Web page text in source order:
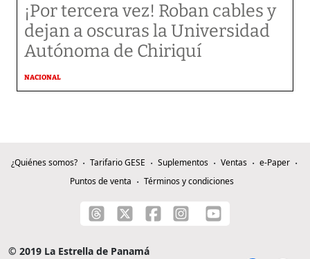
¡Por tercera vez! Roban cables y
dejan a oscuras la Universidad
Autónoma de Chiriquí
NACIONAL
¿Quiénes somos? Tarifario GESE Suplementos Ventas
e-Paper
Puntos de venta
Términos y condiciones
© 2019 La Estrella de Panamá